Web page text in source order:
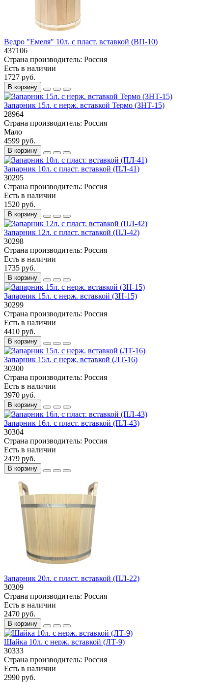
Ведро "Емеля" 10л. с пласт. вставкой (ВП-10)
437106
Страна производитель: Россия
Есть в наличии
1727 руб.
В корзину
Запарник 15л. с нерж. вставкой Термо (ЗНТ-15)
28964
Страна производитель: Россия
Мало
4599 руб.
В корзину
Запарник 10л. с пласт. вставкой (ПЛ-41)
30295
Страна производитель: Россия
Есть в наличии
1520 руб.
В корзину
Запарник 12л. с пласт. вставкой (ПЛ-42)
30298
Страна производитель: Россия
Есть в наличии
1735 руб.
В корзину
Запарник 15л. с нерж. вставкой (ЗН-15)
30299
Страна производитель: Россия
Есть в наличии
4410 руб.
В корзину
Запарник 15л. с нерж. вставкой (ЛТ-16)
30300
Страна производитель: Россия
Есть в наличии
3970 руб.
В корзину
Запарник 16л. с пласт. вставкой (ПЛ-43)
30304
Страна производитель: Россия
Есть в наличии
2479 руб.
В корзину
Запарник 20л. с пласт. вставкой (ПЛ-22)
30309
Страна производитель: Россия
Есть в наличии
2470 руб.
В корзину
Шайка 10л. с нерж. вставкой (ЛТ-9)
30333
Страна производитель: Россия
Есть в наличии
2990 руб.